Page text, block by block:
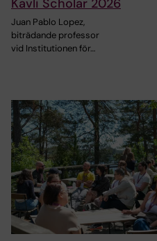
Kavli Scholar 2026
Juan Pablo Lopez,
biträdande professor
vid Institutionen för…